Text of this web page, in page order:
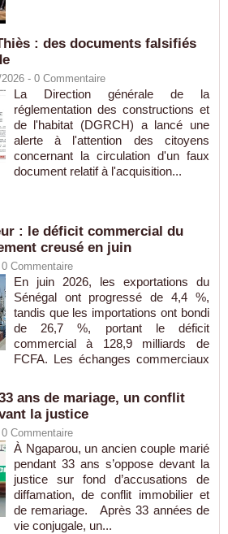
: des documents falsifiés
- 0 Commentaire
La Direction générale de la
réglementation des constructions et
de l'habitat (DGRCH) a lancé une
alerte à l'attention des citoyens
concernant la circulation d'un faux
document relatif à l'acquisition...
: le déficit commercial du
creusé en juin
0 Commentaire
En juin 2026, les exportations du
Sénégal ont progressé de 4,4 %,
tandis que les importations ont bondi
de 26,7 %, portant le déficit
commercial à 128,9 milliards de
FCFA. Les échanges commerciaux
ans de mariage, un conflit
la justice
0 Commentaire
À Ngaparou, un ancien couple marié
pendant 33 ans s’oppose devant la
justice sur fond d’accusations de
diffamation, de conflit immobilier et
de remariage. Après 33 années de
vie conjugale, un...